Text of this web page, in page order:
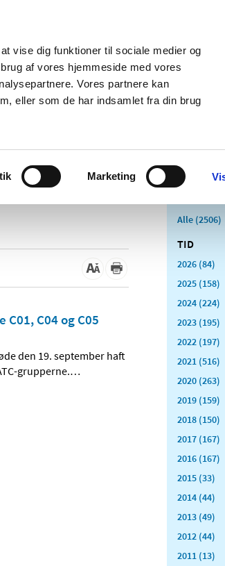
vise dig funktioner til sociale medier og
af vores hjemmeside med vores
Vores partnere kan
eller som de har indsamlet fra din brug
Marketing
Om os Kontakt Udgivelser
Apoteker og salg af
Medicinsk
C04 og C05
den 19. september haft
grupperne.…
Alle (2506)
TID
2026 (84)
2025 (158)
2024 (224)
2023 (195)
2022 (197)
2021 (516)
2020 (263)
2019 (159)
2018 (150)
2017 (167)
2016 (167)
2015 (33)
2014 (44)
2013 (49)
2012 (44)
2011 (13)